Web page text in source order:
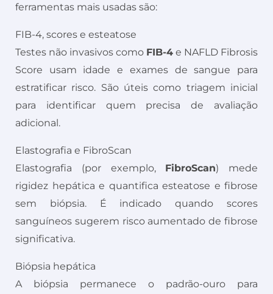
ferramentas mais usadas são:
FIB-4, scores e esteatose
Testes não invasivos como FIB-4 e NAFLD Fibrosis
Score usam idade e exames de sangue para
estratificar risco. São úteis como triagem inicial
para identificar quem precisa de avaliação
adicional.
Elastografia e FibroScan
Elastografia (por exemplo, FibroScan) mede
rigidez hepática e quantifica esteatose e fibrose
sem biópsia. É indicado quando scores
sanguíneos sugerem risco aumentado de fibrose
significativa.
Biópsia hepática
A biópsia permanece o padrão-ouro para